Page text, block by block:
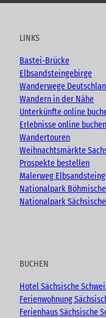
u
b
e
c
o
k
s
r
a
m
o
LINKS
Bastei-Brücke
Elbsandsteingebirge
Wanderwege
Wandern in der Nähe
Unterkünfte online
Erlebnisse online buchen
Wandertouren
Weihnachtsmärkte
Prospekte bestellen
Malerweg
Nationalpark
Nationalpark
BUCHEN
Hotel Sächsische
Ferienwohnung
Ferienhaus Sächsische